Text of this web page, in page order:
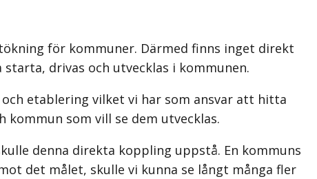
för kommuner. Därmed finns inget direkt
drivas och utvecklas i kommunen.
etablering vilket vi har som ansvar att hitta
som vill se dem utvecklas.
denna direkta koppling uppstå. En kommuns
det målet, skulle vi kunna se långt många fler